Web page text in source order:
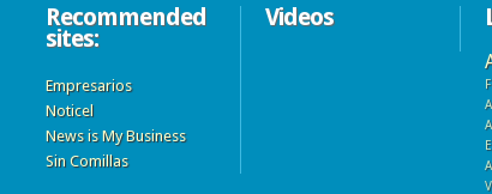
Recommended
sites:
Empresarios
Noticel
News is My Business
Sin Comillas
Videos